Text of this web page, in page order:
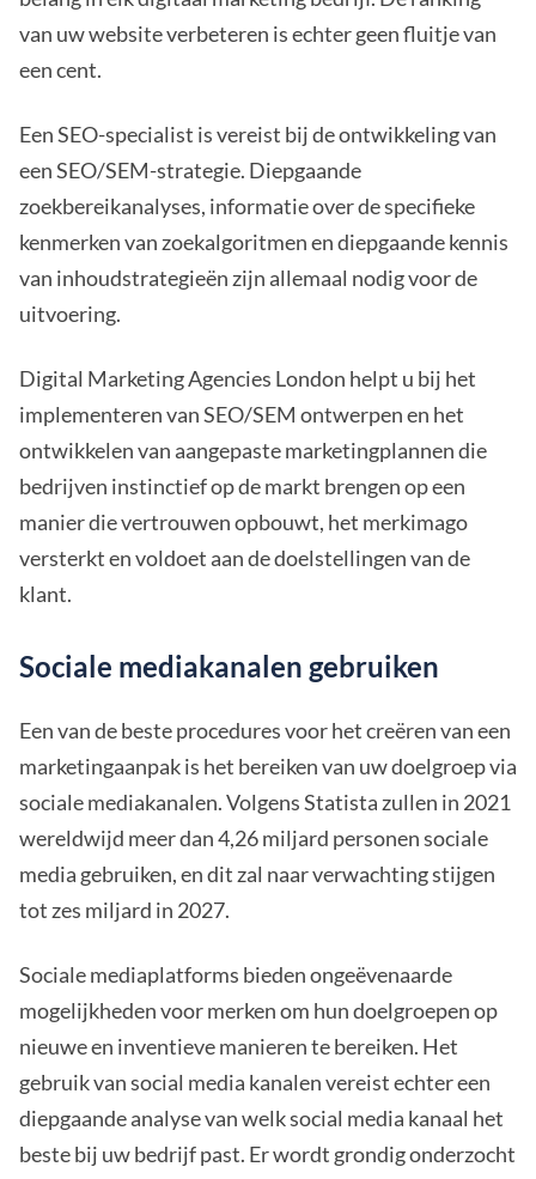
van uw website verbeteren is echter geen fluitje van
een cent.
Een SEO-specialist is vereist bij de ontwikkeling van
een SEO/SEM-strategie. Diepgaande
zoekbereikanalyses, informatie over de specifieke
kenmerken van zoekalgoritmen en diepgaande kennis
van inhoudstrategieën zijn allemaal nodig voor de
uitvoering.
Digital Marketing Agencies London helpt u bij het
implementeren van SEO/SEM ontwerpen en het
ontwikkelen van aangepaste marketingplannen die
bedrijven instinctief op de markt brengen op een
manier die vertrouwen opbouwt, het merkimago
versterkt en voldoet aan de doelstellingen van de
klant.
Sociale mediakanalen gebruiken
Een van de beste procedures voor het creëren van een
marketingaanpak is het bereiken van uw doelgroep via
sociale mediakanalen. Volgens Statista zullen in 2021
wereldwijd meer dan 4,26 miljard personen sociale
media gebruiken, en dit zal naar verwachting stijgen
tot zes miljard in 2027.
Sociale mediaplatforms bieden ongeëvenaarde
mogelijkheden voor merken om hun doelgroepen op
nieuwe en inventieve manieren te bereiken. Het
gebruik van social media kanalen vereist echter een
diepgaande analyse van welk social media kanaal het
beste bij uw bedrijf past. Er wordt grondig onderzocht